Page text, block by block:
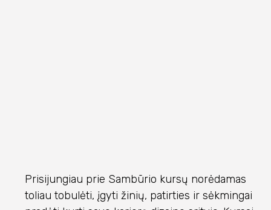
Prisijungiau prie Sambūrio kursų norėdamas
toliau tobulėti, įgyti žinių, patirties ir sėkmingai